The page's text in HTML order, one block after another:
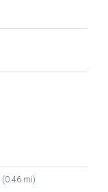
(0.46 mi)